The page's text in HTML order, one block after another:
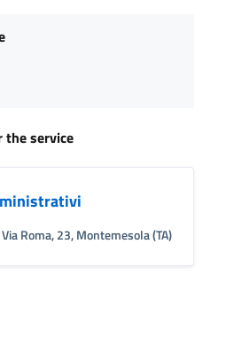
the service
Via Roma, 23, Montemesola (TA)